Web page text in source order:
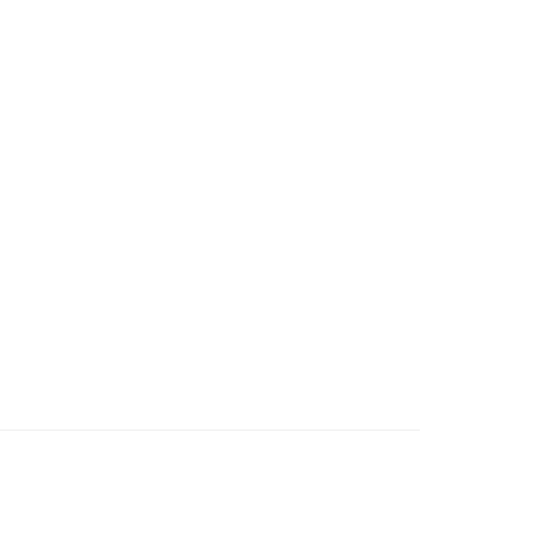
ยวยา (Restorative Justice: RJ)” ผู้อำนวยการ